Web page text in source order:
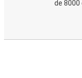
de 8000